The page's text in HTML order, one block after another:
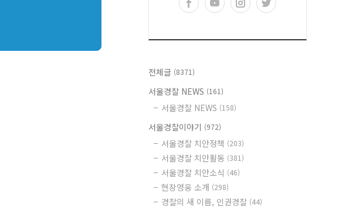
전체글 (8371)
서울경찰 NEWS (161)
서울경찰 NEWS (158)
서울경찰이야기 (972)
서울경찰 치안정책 (203)
서울경찰 치안활동 (381)
서울경찰 치안소식 (46)
현장영웅 소개 (298)
경찰의 새 이름, 인권경찰 (44)